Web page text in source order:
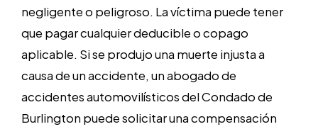
negligente o peligroso. La víctima puede tener
que pagar cualquier deducible o copago
aplicable. Si se produjo una muerte injusta a
causa de un accidente, un abogado de
accidentes automovilísticos del Condado de
Burlington puede solicitar una compensación